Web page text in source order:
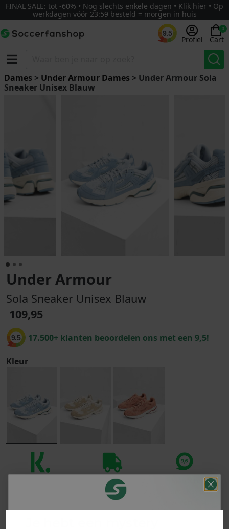
FINAL SALE: tot -60% • Nog slechts enkele dagen • Klik hier • Op
werkdagen vóór 23:59 besteld = morgen in huis
9.5
Profiel
0
Cart
Dames > Under Armour Dames > Under Armour Sola
Sneaker Unisex Blauw
Under Armour
Sola Sneaker Unisex Blauw
109,95
9.5 17.500+ klanten beoordelen ons met een 9,5!
Kleur
Voor 23:59 besteld
is morgen in huis!*
beoordelen ons